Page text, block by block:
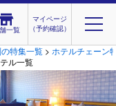
一覧
マイページ
（予約確認）
特集一覧 > ホテルチェーン
ル一覧